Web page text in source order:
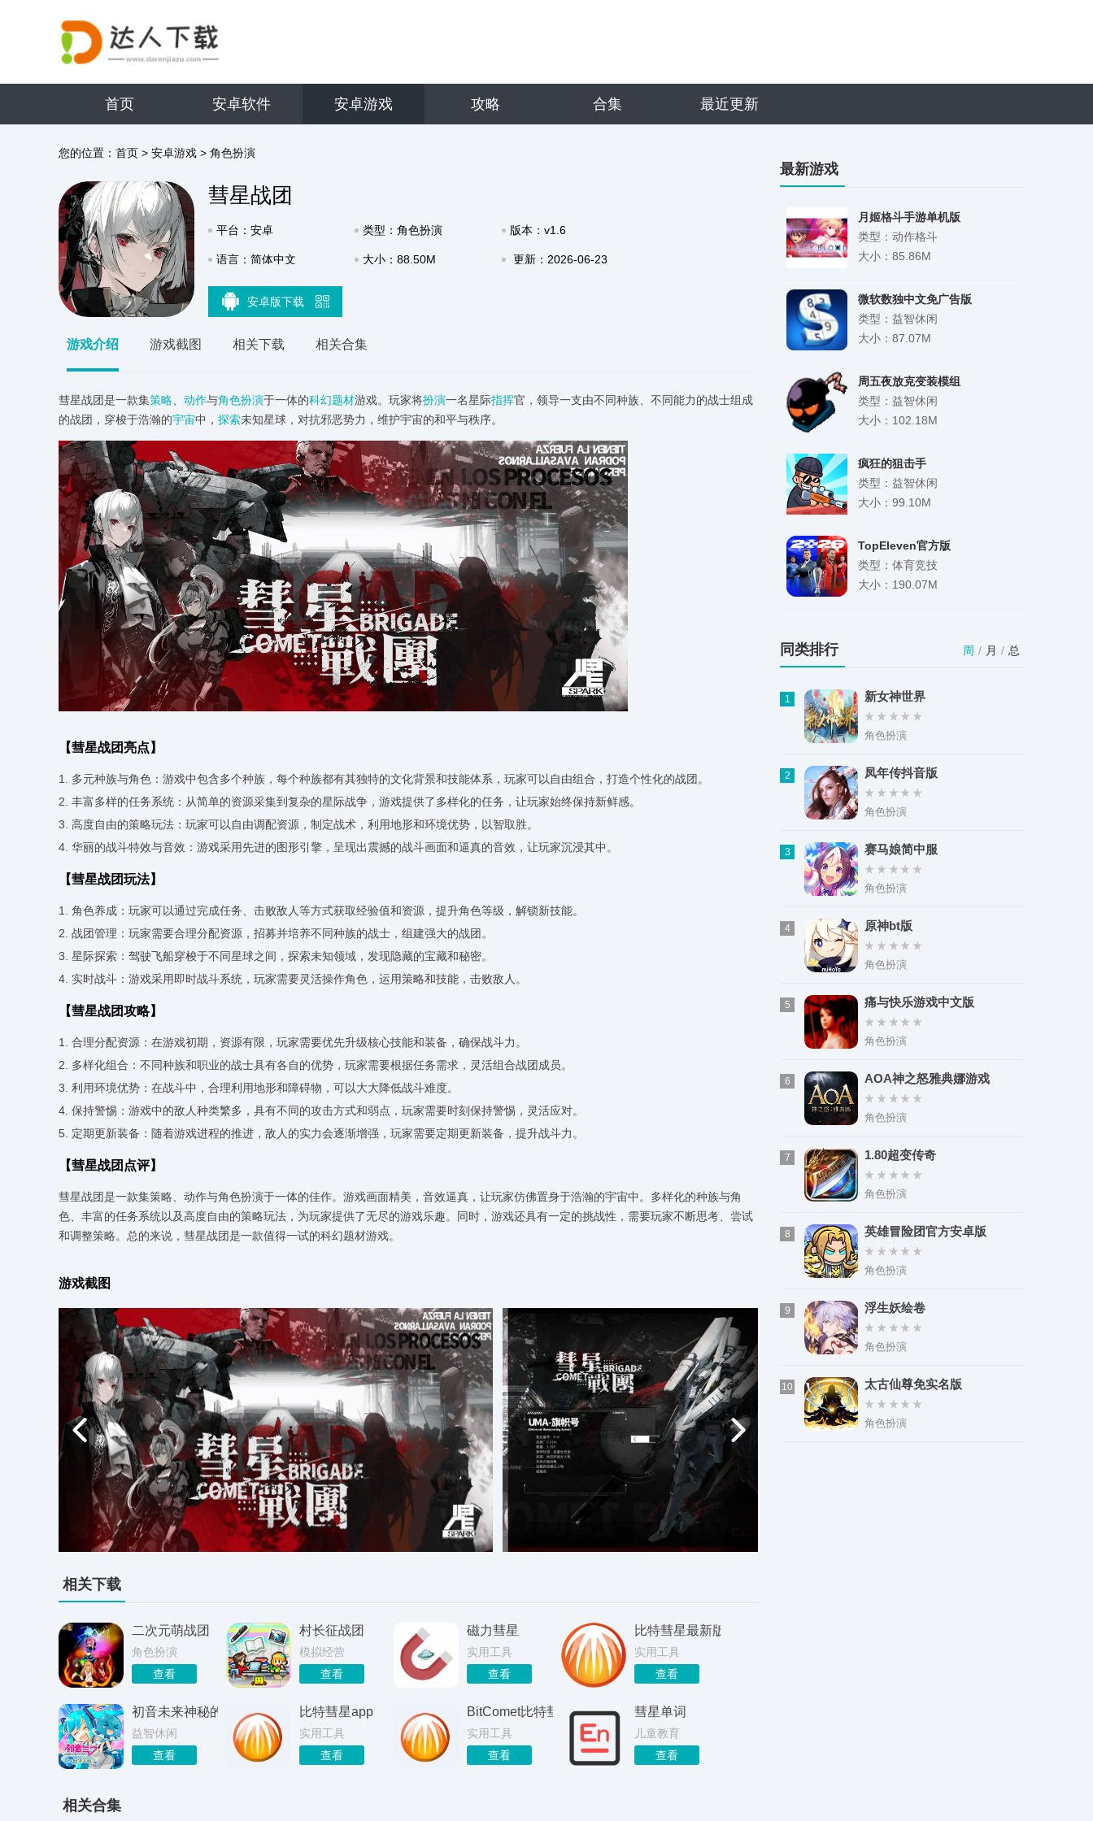
首页 安卓软件 安卓游戏 攻略 合集 最近更新
您的位置： 首页 > 安卓游戏 > 角色扮演
彗星战团
平台：安卓 类型：角色扮演 版本：v1.6
语言：简体中文 大小：88.50M 更新：2026-06-23
安卓版下载
游戏介绍 游戏截图 相关下载 相关合集
彗星战团是一款集策略 动作与角色扮演于一体的科幻题材游戏。玩家将扮演一名星际指挥官，领导一支由不同种族、不同能力的战士组成
的战团，穿梭于浩瀚的宇宙中， 探索未知星球，对抗邪恶势力，维护宇宙的和平与秩序。
【彗星战团亮点】
1. 多元种族与角色：游戏中包含多个种族，每个种族都有其独特的文化背景和技能体系，玩家可以自由组合，打造个性化的战团。
2. 丰富多样的任务系统：从简单的资源采集到复杂的星际战争，游戏提供了多样化的任务，让玩家始终保持新鲜感。
3. 高度自由的策略玩法：玩家可以自由调配资源，制定战术，利用地形和环境优势，以智取胜。
4. 华丽的战斗特效与音效：游戏采用先进的图形引擎，呈现出震撼的战斗画面和逼真的音效，让玩家沉浸其中。
【彗星战团玩法】
1. 角色养成：玩家可以通过完成任务、击败敌人等方式获取经验值和资源，提升角色等级，解锁新技能。
2. 战团管理：玩家需要合理分配资源，招募并培养不同种族的战士，组建强大的战团。
3. 星际探索：驾驶飞船穿梭于不同星球之间，探索未知领域，发现隐藏的宝藏和秘密。
4. 实时战斗：游戏采用即时战斗系统，玩家需要灵活操作角色，运用策略和技能，击败敌人。
【彗星战团攻略】
1. 合理分配资源：在游戏初期，资源有限，玩家需要优先升级核心技能和装备，确保战斗力。
2. 多样化组合：不同种族和职业的战士具有各自的优势，玩家需要根据任务需求，灵活组合战团成员。
3. 利用环境优势：在战斗中，合理利用地形和障碍物，可以大大降低战斗难度。
4. 保持警惕：游戏中的敌人种类繁多，具有不同的攻击方式和弱点，玩家需要时刻保持警惕，灵活应对。
5. 定期更新装备：随着游戏进程的推进，敌人的实力会逐渐增强，玩家需要定期更新装备，提升战斗力。
【彗星战团点评】
彗星战团是一款集策略、动作与角色扮演于一体的佳作。游戏画面精美，音效逼真，让玩家仿佛置身于浩瀚的宇宙中。多样化的种族与角
色、丰富的任务系统以及高度自由的策略玩法，为玩家提供了无尽的游戏乐趣。同时，游戏还具有一定的挑战性，需要玩家不断思考、尝试
和调整策略。总的来说，彗星战团是一款值得一试的科幻题材游戏。
游戏截图
相关下载
二次元萌战团
角色扮演
查看
村长征战团
模拟经营
查看
磁力彗星
实用工具
查看
比特彗星最新版
实用工具
查看
初音未来神秘的音乐彗星
益智休闲
查看
比特彗星app
实用工具
查看
BitComet比特彗星app
实用工具
查看
彗星单词
儿童教育
查看
相关合集
最新游戏
月姬格斗手游单机版
类型：动作格斗
大小：85.86M
微软数独中文免广告版
类型：益智休闲
大小：87.07M
周五夜放克变装模组
(BlantadosPack)
类型：益智休闲
大小：102.18M
疯狂的狙击手
类型：益智休闲
大小：99.10M
TopEleven官方版
类型：体育竞技
大小：190.07M
谜题发烧友中文版
类型：益智休闲
周 / 月 / 总
同类排行
1 新女神世界
角色扮演
2 凤年传抖音版
角色扮演
3 赛马娘简中服
角色扮演
4 原神bt版
角色扮演
5 痛与快乐游戏中文版
角色扮演
6 AOA神之怒雅典娜游戏
角色扮演
7 1.80超变传奇
角色扮演
8 英雄冒险团官方安卓版
角色扮演
9 浮生妖绘卷
角色扮演
10 太古仙尊免实名版
角色扮演